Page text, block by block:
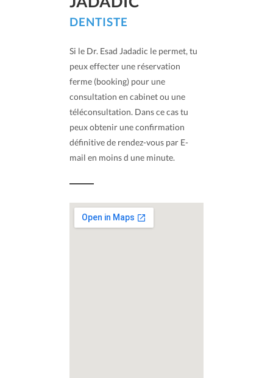
DENTISTE
Si le Dr. Esad Jadadic le permet, tu
peux effecter une réservation
ferme (booking) pour une
consultation en cabinet ou une
téléconsultation. Dans ce cas tu
peux obtenir une confirmation
définitive de rendez-vous par E-
mail en moins d une minute.